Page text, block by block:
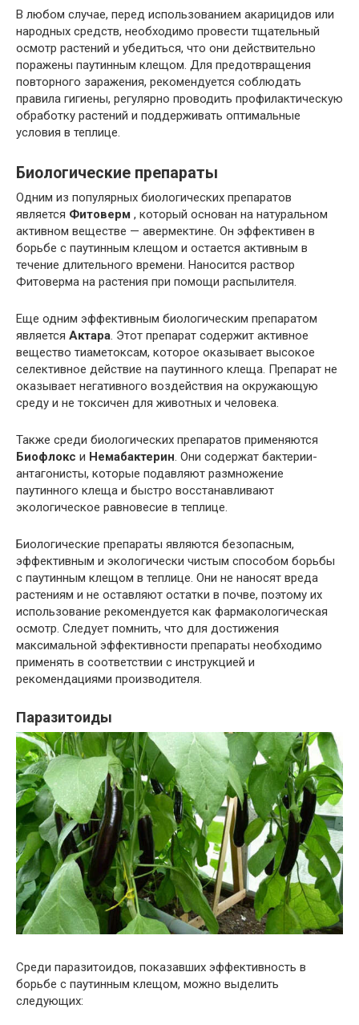
В любом случае, перед использованием акарицидов или
народных средств, необходимо провести тщательный
осмотр растений и убедиться, что они действительно
поражены паутинным клещом. Для предотвращения
повторного заражения, рекомендуется соблюдать
правила гигиены, регулярно проводить профилактическую
обработку растений и поддерживать оптимальные
условия в теплице.
Биологические препараты
Одним из популярных биологических препаратов
является Фитоверм , который основан на натуральном
активном веществе — авермектине. Он эффективен в
борьбе с паутинным клещом и остается активным в
течение длительного времени. Наносится раствор
Фитоверма на растения при помощи распылителя.
Еще одним эффективным биологическим препаратом
является Актара. Этот препарат содержит активное
вещество тиаметоксам, которое оказывает высокое
селективное действие на паутинного клеща. Препарат не
оказывает негативного воздействия на окружающую
среду и не токсичен для животных и человека.
Также среди биологических препаратов применяются
Биофлокс и Немабактерин. Они содержат бактерии-
антагонисты, которые подавляют размножение
паутинного клеща и быстро восстанавливают
экологическое равновесие в теплице.
Биологические препараты являются безопасным,
эффективным и экологически чистым способом борьбы
с паутинным клещом в теплице. Они не наносят вреда
растениям и не оставляют остатки в почве, поэтому их
использование рекомендуется как фармакологическая
осмотр. Следует помнить, что для достижения
максимальной эффективности препараты необходимо
применять в соответствии с инструкцией и
рекомендациями производителя.
Паразитоиды
Среди паразитоидов, показавших эффективность в
борьбе с паутинным клещом, можно выделить
следующих: